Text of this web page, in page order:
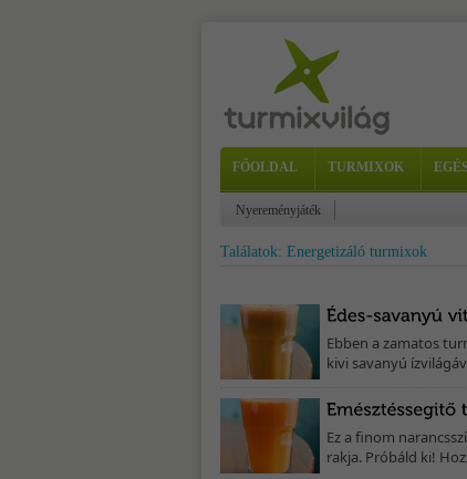
FŐOLDAL TURMIXOK
Nyereményjáték
Találatok: Energetizáló turmixok
Ebben a zamatos
kivi savanyú
Ez a finom
rakja. Próbáld ki!